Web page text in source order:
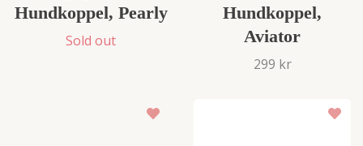
Hundkoppel, Pearly
Sold out
Hundkoppel,
Aviator
299 kr